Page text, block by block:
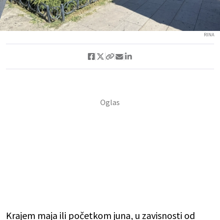
RINA
Krajem maja ili početkom juna, u zavisnosti od